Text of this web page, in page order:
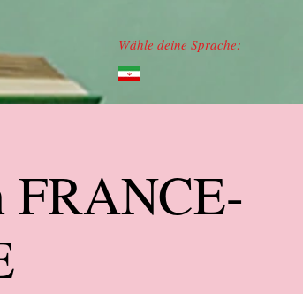
Wähle deine Sprache:
FRANCE-